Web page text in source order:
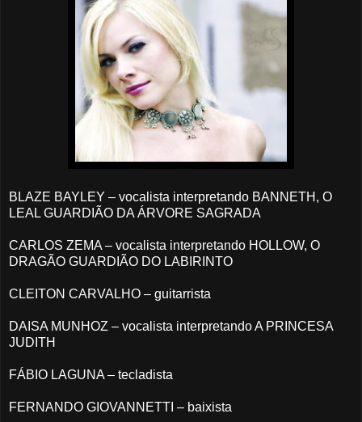
BLAZE BAYLEY – vocalista interpretando BANNETH, O
LEAL GUARDIÃO DA ÁRVORE SAGRADA
CARLOS ZEMA – vocalista interpretando HOLLOW, O
DRAGÃO GUARDIÃO DO LABIRINTO
CLEITON CARVALHO – guitarrista
DAISA MUNHOZ – vocalista interpretando A PRINCESA
JUDITH
FÁBIO LAGUNA – tecladista
FERNANDO GIOVANNETTI – baixista